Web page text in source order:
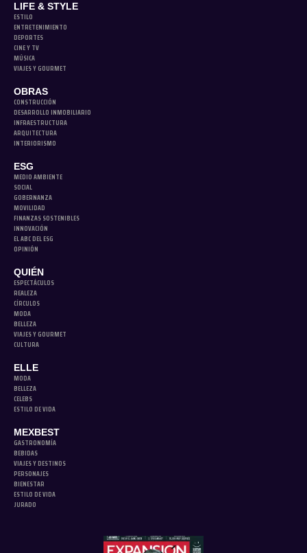
LIFE & STYLE
ESTILO
ENTRETENIMIENTO
DEPORTES
CINE Y TV
MÚSICA
VIAJES Y GOURMET
OBRAS
CONSTRUCCIÓN
DESARROLLO INMOBILIARIO
INFRAESTRUCTURA
ARQUITECTURA
INTERIORISMO
ESG
MEDIO AMBIENTE
SOCIAL
GOBERNANZA
MOVILIDAD
FINANZAS SOSTENIBLES
INNOVACIÓN
EL ABC DEL ESG
OPINIÓN
QUIÉN
ESPECTÁCULOS
REALEZA
CÍRCULOS
MODA
BELLEZA
VIAJES Y GOURMET
CULTURA
ELLE
MODA
BELLEZA
CELEBS
ESTILO DE VIDA
MEXBEST
GASTRONOMÍA
BEBIDAS
VIAJES Y DESTINOS
PERSONAJES
BIENESTAR
ESTILO DE VIDA
JURADO